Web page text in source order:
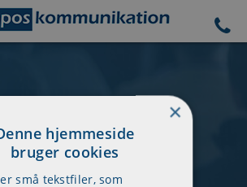
- 3 dages
×
hjemmeside
bruger cookies
små tekstfiler, som